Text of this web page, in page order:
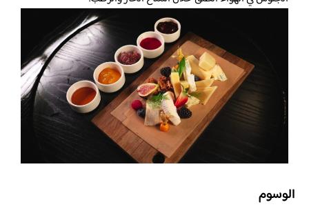
الوسوم